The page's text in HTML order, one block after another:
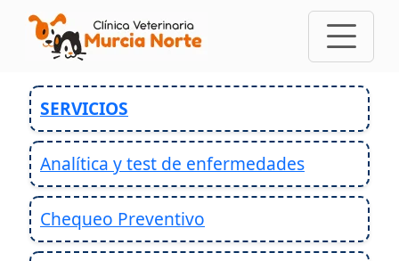
SERVICIOS
Analítica y test de enfermedades
Chequeo Preventivo